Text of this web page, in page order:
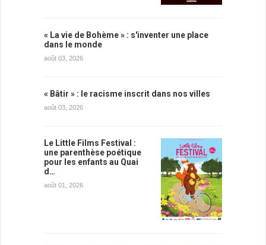
« La vie de Bohème » : s'inventer une place
dans le monde
août 03, 2026
« Bâtir » : le racisme inscrit dans nos villes
août 03, 2026
Le Little Films Festival :
une parenthèse poétique
pour les enfants au Quai
d…
août 01, 2026